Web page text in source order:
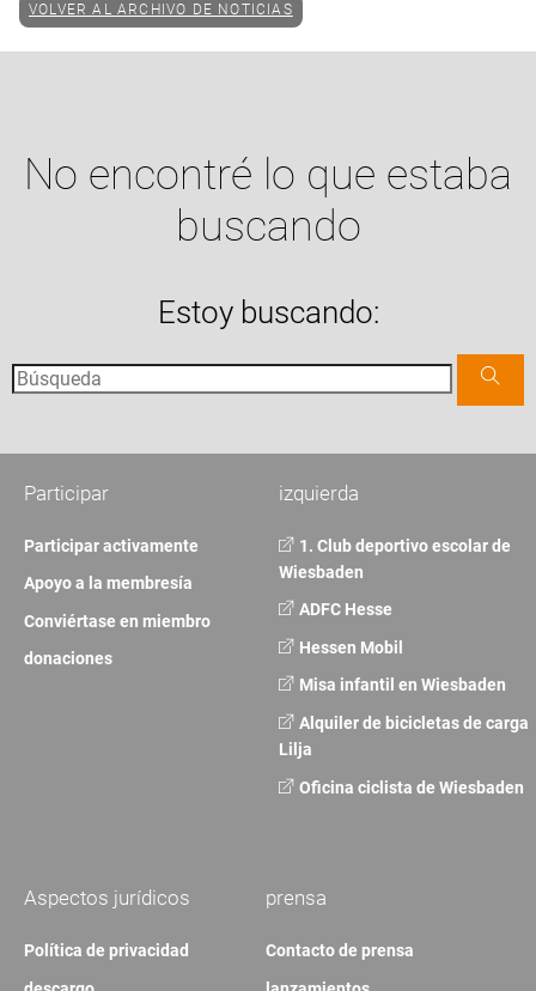
VOLVER AL ARCHIVO DE NOTICIAS
No encontré lo que estaba
buscando
Estoy buscando:
izquierda
1. Club deportivo escolar de
Wiesbaden
ADFC Hesse
Hessen Mobil
Misa infantil en Wiesbaden
Alquiler de bicicletas de carga
Lilja
Oficina ciclista de Wiesbaden
Participar
Participar activamente
Apoyo a la membresía
Conviértase en miembro
donaciones
prensa
Contacto de prensa
Aspectos jurídicos
Política de privacidad